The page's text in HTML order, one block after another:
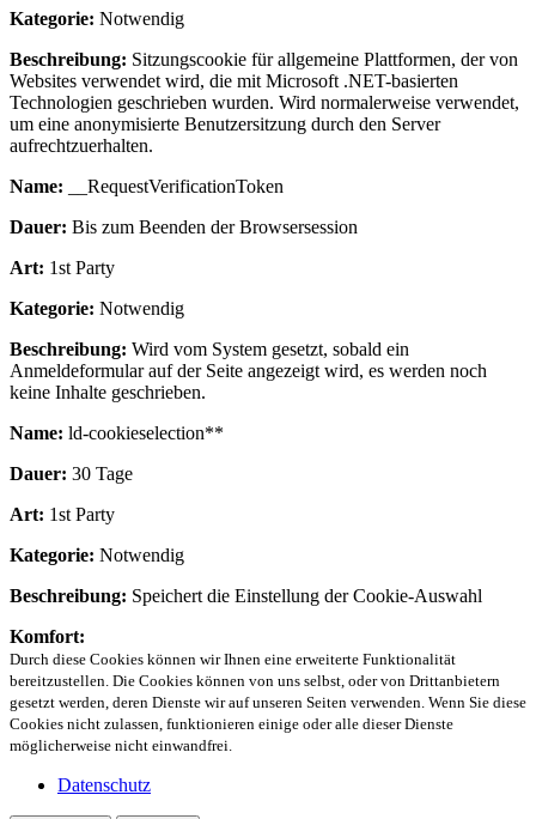
Kategorie: Notwendig
Beschreibung: Sitzungscookie für allgemeine Plattformen, der von
Websites verwendet wird, die mit Microsoft .NET-basierten
Technologien geschrieben wurden. Wird normalerweise verwendet,
um eine anonymisierte Benutzersitzung durch den Server
aufrechtzuerhalten.
Name: __RequestVerificationToken
Dauer: Bis zum Beenden der Browsersession
Art: 1st Party
Kategorie: Notwendig
Beschreibung: Wird vom System gesetzt, sobald ein
Anmeldeformular auf der Seite angezeigt wird, es werden noch
keine Inhalte geschrieben.
Name: ld-cookieselection**
Dauer: 30 Tage
Art: 1st Party
Kategorie: Notwendig
Beschreibung: Speichert die Einstellung der Cookie-Auswahl
Komfort:
Durch diese Cookies können wir Ihnen eine erweiterte Funktionalität
bereitzustellen. Die Cookies können von uns selbst, oder von Drittanbietern
gesetzt werden, deren Dienste wir auf unseren Seiten verwenden. Wenn Sie diese
Cookies nicht zulassen, funktionieren einige oder alle dieser Dienste
möglicherweise nicht einwandfrei.
Datenschutz